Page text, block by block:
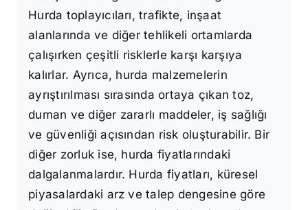
Hurda toplayıcıları, trafikte, inşaat
alanlarında ve diğer tehlikeli ortamlarda
çalışırken çeşitli risklerle karşı karşıya
kalırlar. Ayrıca, hurda malzemelerin
ayrıştırılması sırasında ortaya çıkan toz,
duman ve diğer zararlı maddeler, iş sağlığı
ve güvenliği açısından risk oluşturabilir. Bir
diğer zorluk ise, hurda fiyatlarındaki
dalgalanmalardır. Hurda fiyatları, küresel
piyasalardaki arz ve talep dengesine göre